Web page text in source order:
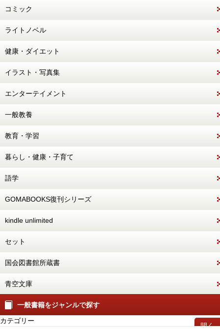
コミック
ライトノベル
健康・ダイエット
イラスト・写真集
エンターテイメント
一般教養
教育・学習
暮らし・健康・子育て
語学
GOMABOOKS復刊シリーズ
kindle unlimited
セット
国会図書館所蔵書
青空文庫
一般書籍をジャンルで探す
開く
カテゴリー